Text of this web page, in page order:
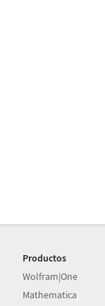
Productos
Wolfram|One
Mathematica